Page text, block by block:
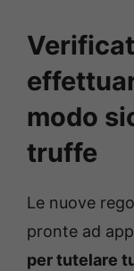
modo
truffe
Le nuove
pronte ad
per tutelare